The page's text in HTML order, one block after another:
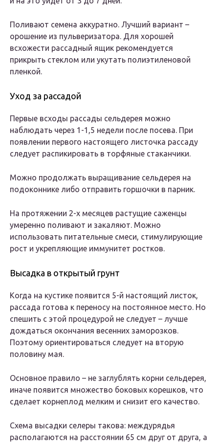
Поливают семена аккуратно. Лучший вариант –
орошение из пульверизатора. Для хорошей
всхожести рассадный ящик рекомендуется
прикрыть стеклом или укутать полиэтиленовой
пленкой.
Уход за рассадой
Первые всходы рассады сельдерея можно
наблюдать через 1-1,5 недели после посева. При
появлении первого настоящего листочка рассаду
следует распикировать в торфяные стаканчики.
Можно продолжать выращивание сельдерея на
подоконнике либо отправить горшочки в парник.
На протяжении 2-х месяцев растущие саженцы
умеренно поливают и закаляют. Можно
использовать питательные смеси, стимулирующие
рост и укрепляющие иммунитет ростков.
Высадка в открытый грунт
Когда на кустике появится 5-й настоящий листок,
рассада готова к переносу на постоянное место. Но
спешить с этой процедурой не следует – лучше
дождаться окончания весенних заморозков.
Поэтому ориентироваться следует на вторую
половину мая.
Основное правило – не заглублять корни сельдерея,
иначе появится множество боковых корешков, что
сделает корнеплод мелким и снизит его качество.
Схема высадки селеры такова: междурядья
располагаются на расстоянии 65 см друг от друга, а